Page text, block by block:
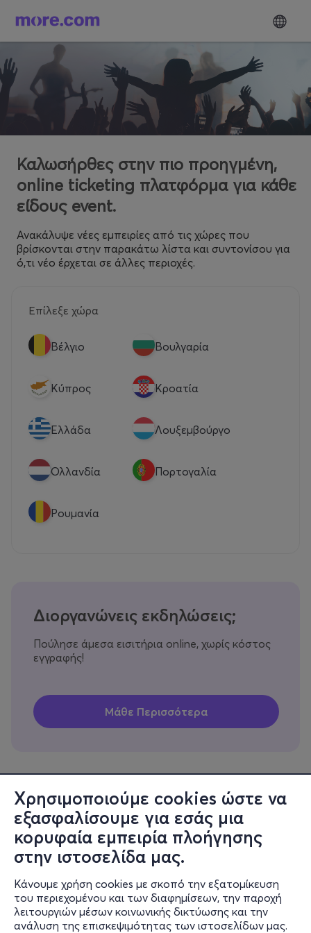
Χρησιμοποιούμε cookies ώστε να
εξασφαλίσουμε για εσάς μια
κορυφαία εμπειρία πλοήγησης
στην ιστοσελίδα μας.
Κάνουμε χρήση cookies με σκοπό την εξατομίκευση
του περιεχομένου και των διαφημίσεων, την παροχή
λειτουργιών μέσων κοινωνικής δικτύωσης και την
ανάλυση της επισκεψιμότητας των ιστοσελίδων μας.
Καλωσήρθες στην πιο προηγμένη,
online ticketing πλατφόρμα για κάθε
είδους event.
Ανακάλυψε νέες εμπειρίες από τις χώρες που
βρίσκονται στην παρακάτω λίστα και συντονίσου για
ό,τι νέο έρχεται σε άλλες περιοχές.
Επίλεξε χώρα
Βέλγιο Βουλγαρία
Κύπρος Κροατία
Eλλάδα Λουξεμβούργο
Ολλανδία Πορτογαλία
Ρουμανία
Διοργανώνεις εκδηλώσεις;
Πούλησε άμεσα εισιτήρια online, χωρίς κόστος
εγγραφής!
Πληροφορίες
Υποστήριξη
Stay Connected